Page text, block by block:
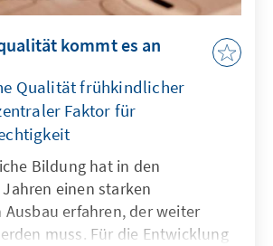
kommt es an
Qualität frühkindlicher
Faktor für
Bildung hat in den
einen starken
erfahren, der weiter
muss. Für die Entwicklung